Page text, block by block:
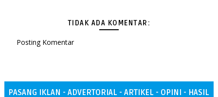
TIDAK ADA KOMENTAR:
Posting Komentar
PASANG IKLAN - ADVERTORIAL - ARTIKEL - OPINI - HASIL